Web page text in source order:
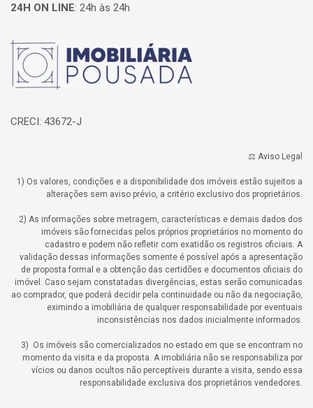
24H ON LINE: 24h às 24h
Página inicial
CRECI: 43672-J
⚖️ Aviso Legal
1) Os valores, condições e a disponibilidade dos imóveis estão sujeitos a
alterações sem aviso prévio, a critério exclusivo dos proprietários.
2) As informações sobre metragem, características e demais dados dos
imóveis são fornecidas pelos próprios proprietários no momento do
cadastro e podem não refletir com exatidão os registros oficiais. A
validação dessas informações somente é possível após a apresentação
de proposta formal e a obtenção das certidões e documentos oficiais do
imóvel. Caso sejam constatadas divergências, estas serão comunicadas
ao comprador, que poderá decidir pela continuidade ou não da negociação,
eximindo a imobiliária de qualquer responsabilidade por eventuais
inconsistências nos dados inicialmente informados.
3) Os imóveis são comercializados no estado em que se encontram no
momento da visita e da proposta. A imobiliária não se responsabiliza por
vícios ou danos ocultos não perceptíveis durante a visita, sendo essa
responsabilidade exclusiva dos proprietários vendedores.